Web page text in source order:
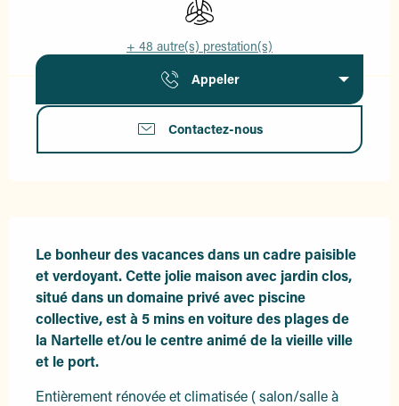
+ 48 autre(s) prestation(s)
Appeler
Contactez-nous
Le bonheur des vacances dans un cadre paisible
et verdoyant. Cette jolie maison avec jardin clos,
situé dans un domaine privé avec piscine
collective, est à 5 mins en voiture des plages de
la Nartelle et/ou le centre animé de la vieille ville
et le port.
Entièrement rénovée et climatisée ( salon/salle à